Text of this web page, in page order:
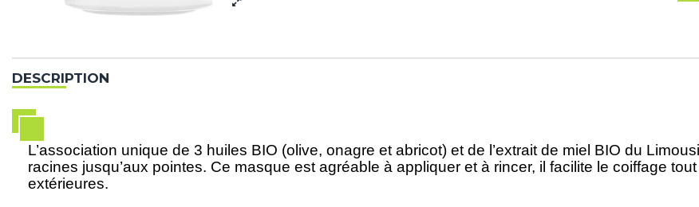
DESCRIPTION
L’association unique de 3 huiles BIO (olive, onagre et abricot) et de l’extrait de miel BIO du
racines jusqu’aux pointes. Ce masque est agréable à appliquer et à rincer, il facilite le coiffage
extérieures.